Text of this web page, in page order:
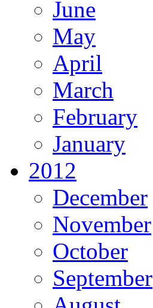
June
May
April
March
February
January
2012
December
November
October
September